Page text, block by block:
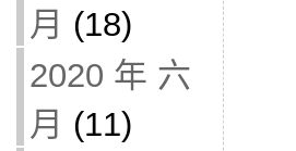
月 (18)
2020 年 六
月 (11)